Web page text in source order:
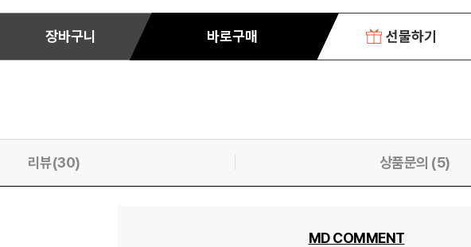
장바구니 바로구매 선물하기
리뷰(30) 상품문의 (5)
MD COMMENT